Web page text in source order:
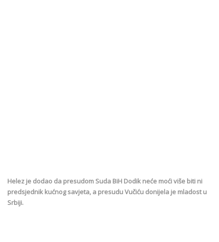
Helez je dodao da presudom Suda BiH Dodik neće moći više biti ni
predsjednik kućnog savjeta, a presudu Vučiću donijela je mladost u
Srbiji.